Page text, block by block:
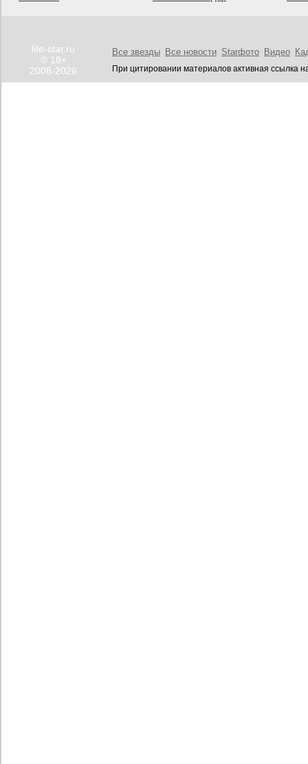
life-star.ru
© 18+
2008-2026
Все звезды Все новости Starфото Видео
При цитировании материалов активная ссылка